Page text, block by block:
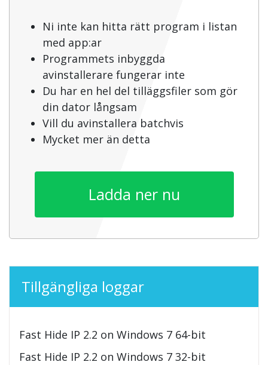
Ni inte kan hitta rätt program i listan
med app:ar
Programmets inbyggda
avinstallerare fungerar inte
Du har en hel del tilläggsfiler som gör
din dator långsam
Vill du avinstallera batchvis
Mycket mer än detta
Ladda ner nu
Tillgängliga loggar
Fast Hide IP 2.2 on Windows 7 64-bit
Fast Hide IP 2.2 on Windows 7 32-bit